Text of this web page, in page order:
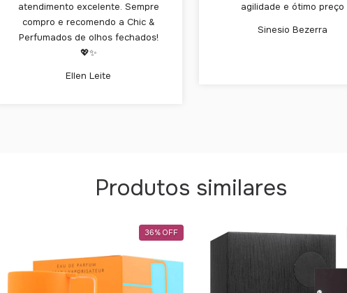
atendimento excelente. Sempre
compro e recomendo a Chic &
Perfumados de olhos fechados!
💖✨
Ellen Leite
agilidade e ótimo preço
Sinesio Bezerra
Produtos similares
36% OFF